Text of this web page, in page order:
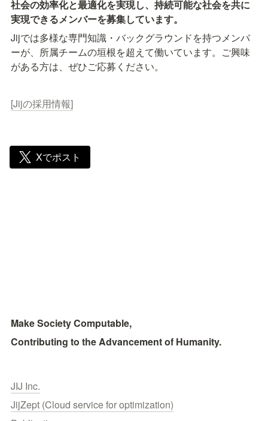
社会の効率化と最適化を実現し、持続可能な社会を共に
実現できるメンバーを募集しています。
Jijでは多様な専門知識・バックグラウンドを持つメンバ
ーが、所属チームの垣根を超えて働いています。ご興味
がある方は、ぜひご応募ください。
[Jijの採用情報]
Xでポスト
Make Society Computable,
Contributing to the Advancement of Humanity.
JIJ Inc.
JijZept (Cloud service for optimization)